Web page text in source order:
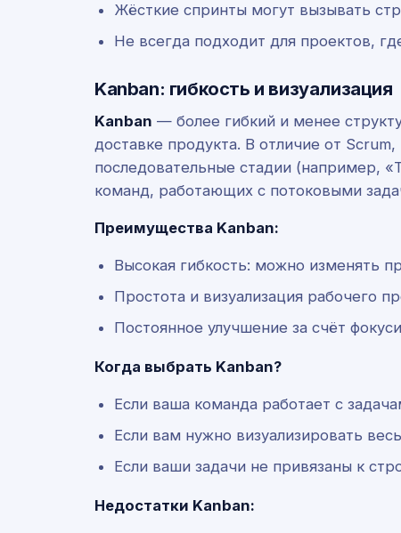
Жёсткие спринты могут вызывать
Не всегда подходит для проектов,
Kanban: гибкость и визуализация
Kanban — более гибкий и менее
доставке продукта. В отличие от
последовательные стадии (например,
команд, работающих с потоковыми
Преимущества Kanban:
Высокая гибкость: можно изменять
Простота и визуализация рабочего
Постоянное улучшение за счёт
Когда выбрать Kanban?
Если ваша команда работает с
Если вам нужно визуализировать
Если ваши задачи не привязаны к
Недостатки Kanban: